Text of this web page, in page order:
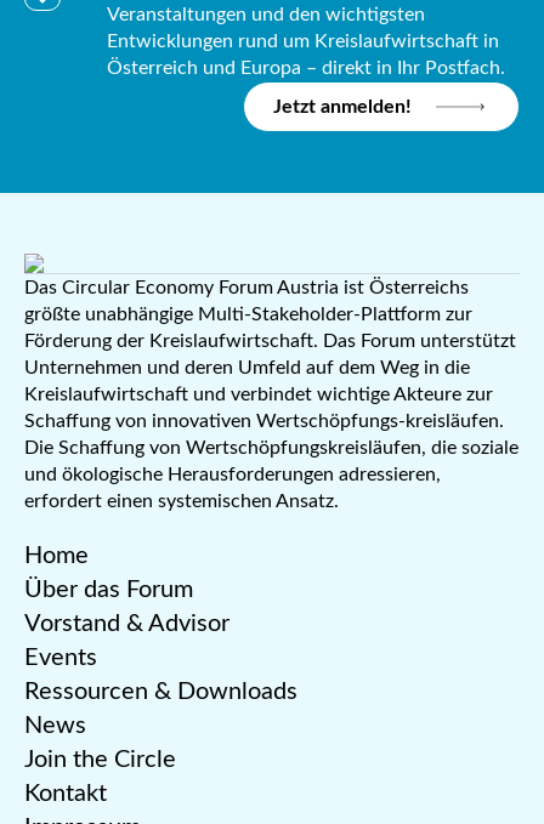
Veranstaltungen und den wichtigsten
Entwicklungen rund um Kreislaufwirtschaft in
Österreich und Europa – direkt in Ihr Postfach.
Jetzt anmelden!
Das Circular Economy Forum Austria ist Österreichs
größte unabhängige Multi-Stakeholder-Plattform zur
Förderung der Kreislaufwirtschaft. Das Forum unterstützt
Unternehmen und deren Umfeld auf dem Weg in die
Kreislaufwirtschaft und verbindet wichtige Akteure zur
Schaffung von innovativen Wertschöpfungs-kreisläufen.
Die Schaffung von Wertschöpfungskreisläufen, die soziale
und ökologische Herausforderungen adressieren,
erfordert einen systemischen Ansatz.
Home
Über das Forum
Vorstand & Advisor
Events
Ressourcen & Downloads
News
Join the Circle
Kontakt